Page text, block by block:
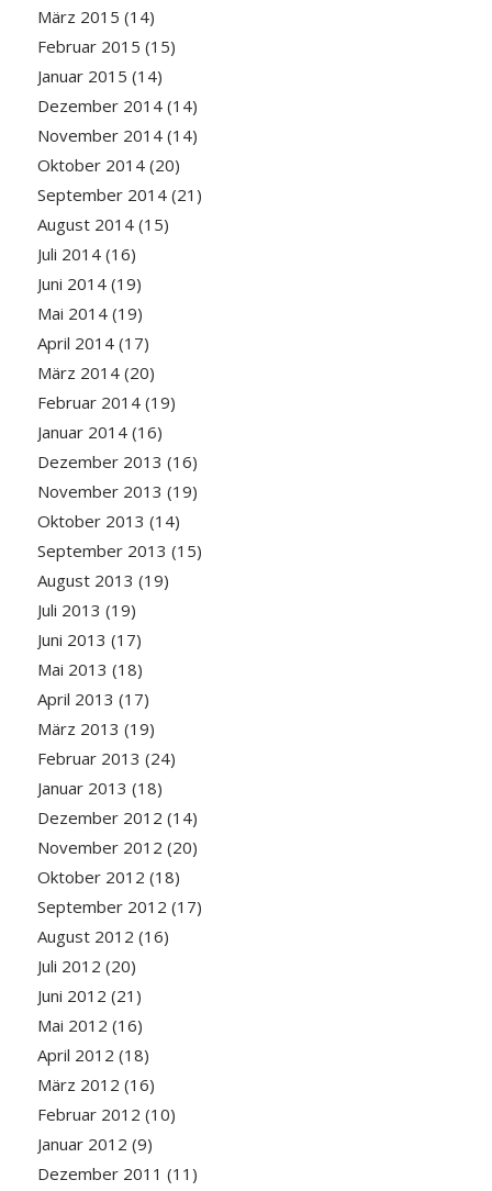
März 2015 (14)
Februar 2015 (15)
Januar 2015 (14)
Dezember 2014(14)
November 2014(14)
Oktober 2014(20)
September 2014(21)
August 2014(15)
Juli 2014(16)
Juni 2014(19)
Mai 2014(19)
April 2014(17)
März 2014(20)
Februar 2014(19)
Januar 2014(16)
Dezember 2013 (16)
November 2013 (19)
Oktober 2013 (14)
September 2013 (15)
August 2013 (19)
Juli 2013 (19)
Juni 2013 (17)
Mai 2013 (18)
April 2013 (17)
März 2013 (19)
Februar 2013 (24)
Januar 2013 (18)
Dezember 2012 (14)
November 2012 (20)
Oktober 2012 (18)
September 2012 (17)
August 2012 (16)
Juli 2012 (20)
Juni 2012 (21)
Mai 2012 (16)
April 2012 (18)
März 2012 (16)
Februar 2012 (10)
Januar 2012 (9)
Dezember 2011 (11)